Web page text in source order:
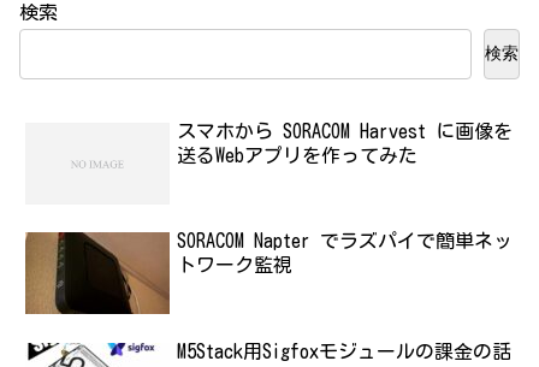
検索
検索
スマホから SORACOM Harvest に画像を
送るWebアプリを作ってみた
SORACOM Napter でラズパイで簡単ネッ
トワーク監視
M5Stack用Sigfoxモジュールの課金の話